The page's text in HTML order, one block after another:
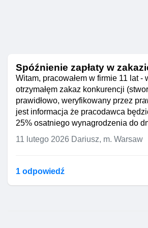
Spóźnienie zapłaty w
Witam, pracowałem w firmie 11 lat -
otrzymałęm zakaz konkurencji
prawidłowo, weryfikowany przez
jest informacja że pracodawca
25% osatniego wynagrodzenia do
11 lutego 2026 Dariusz, m. Warsaw
1 odpowiedź